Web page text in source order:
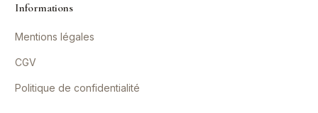
Informations
Mentions légales
CGV
Politique de confidentialité